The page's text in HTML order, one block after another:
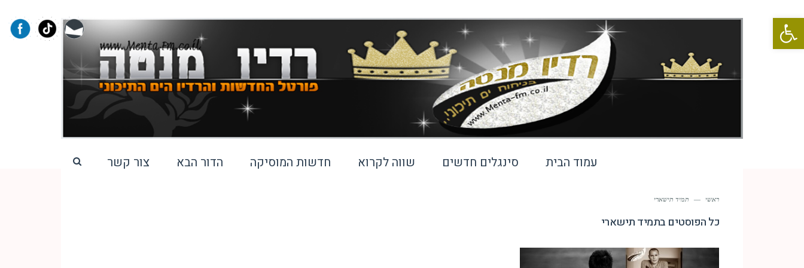
פתח סרגל נגישות
עמוד הבית סינגלים חדשים שווה לקרוא חדשות המוסיקה הדור הבא צור קשר
ראשי — תמיד תישארי
כל הפוסטים בתמיד תישארי